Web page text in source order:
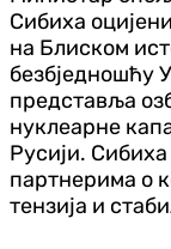
Сибиха
на Блиском
безбједношћу
представља
нуклеарне
Русији. Сибиха
партнерима о
тензија и